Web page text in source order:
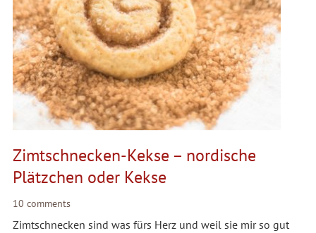
Zimtschnecken-Kekse – nordische
Plätzchen oder Kekse
10 comments
Zimtschnecken sind was fürs Herz und weil sie mir so gut